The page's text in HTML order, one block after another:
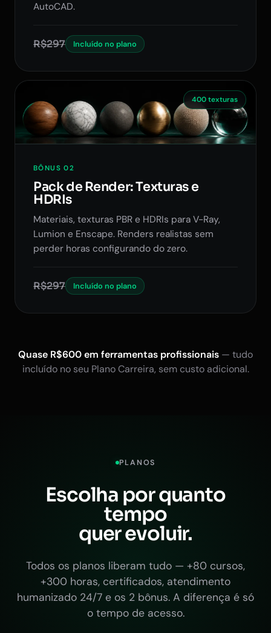
AutoCAD.
R$297 Incluído no plano
400 texturas
BÔNUS 02
Pack de Render: Texturas e
HDRIs
Materiais, texturas PBR e HDRIs para V-Ray,
Lumion e Enscape. Renders realistas sem
perder horas configurando do zero.
R$297 Incluído no plano
Quase R$600 em ferramentas profissionais — tudo
incluído no seu Plano Carreira, sem custo adicional.
PLANOS
Escolha por quanto
tempo
quer evoluir.
Todos os planos liberam tudo — +80 cursos,
+300 horas, certificados, atendimento
humanizado 24/7 e os 2 bônus. A diferença é só
o tempo de acesso.